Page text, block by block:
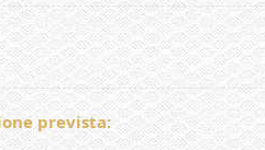
prevista: